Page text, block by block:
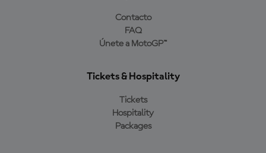
Contacto
FAQ
Únete a MotoGP™
Tickets & Hospitality
Tickets
Hospitality
Packages